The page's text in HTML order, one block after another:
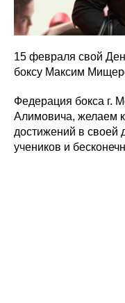
15 февраля свой
боксу Максим
Федерация бокса г.
Алимовича, желаем
достижений в своей
учеников и